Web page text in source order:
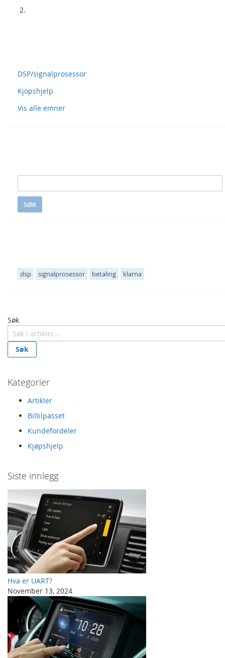
DSP/signalprosessor
Kjopshjelp
Vis alle emner
SØK
dsp signalprosessor betaling klarna
Søk
Søk
Kategorier
Artikler
Biltilpasset
Kundefordeler
Kjøpshjelp
Siste innlegg
Hva er UART?
November 13, 2024